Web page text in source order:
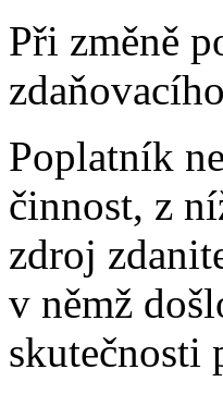
Při změně
Poplatník
činnost, z
zdroj
v němž
skutečnosti